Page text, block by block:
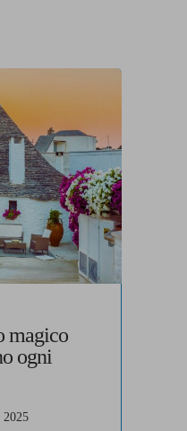
magico
ogni
2025